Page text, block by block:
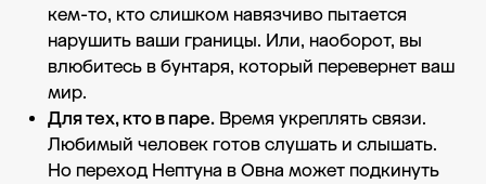
кем-то, кто слишком навязчиво пытается
нарушить ваши границы. Или, наоборот, вы
влюбитесь в бунтаря, который перевернет ваш
мир.
Для тех, кто в паре. Время укреплять связи.
Любимый человек готов слушать и слышать.
Но переход Нептуна в Овна может подкинуть